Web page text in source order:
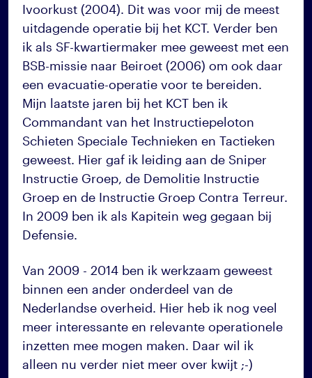
Ivoorkust (2004). Dit was voor mij de meest
uitdagende operatie bij het KCT. Verder ben
ik als SF-kwartiermaker mee geweest met een
BSB-missie naar Beiroet (2006) om ook daar
een evacuatie-operatie voor te bereiden.
Mijn laatste jaren bij het KCT ben ik
Commandant van het Instructiepeloton
Schieten Speciale Technieken en Tactieken
geweest. Hier gaf ik leiding aan de Sniper
Instructie Groep, de Demolitie Instructie
Groep en de Instructie Groep Contra Terreur.
In 2009 ben ik als Kapitein weg gegaan bij
Defensie.
Van 2009 - 2014 ben ik werkzaam geweest
binnen een ander onderdeel van de
Nederlandse overheid. Hier heb ik nog veel
meer interessante en relevante operationele
inzetten mee mogen maken. Daar wil ik
alleen nu verder niet meer over kwijt ;-)